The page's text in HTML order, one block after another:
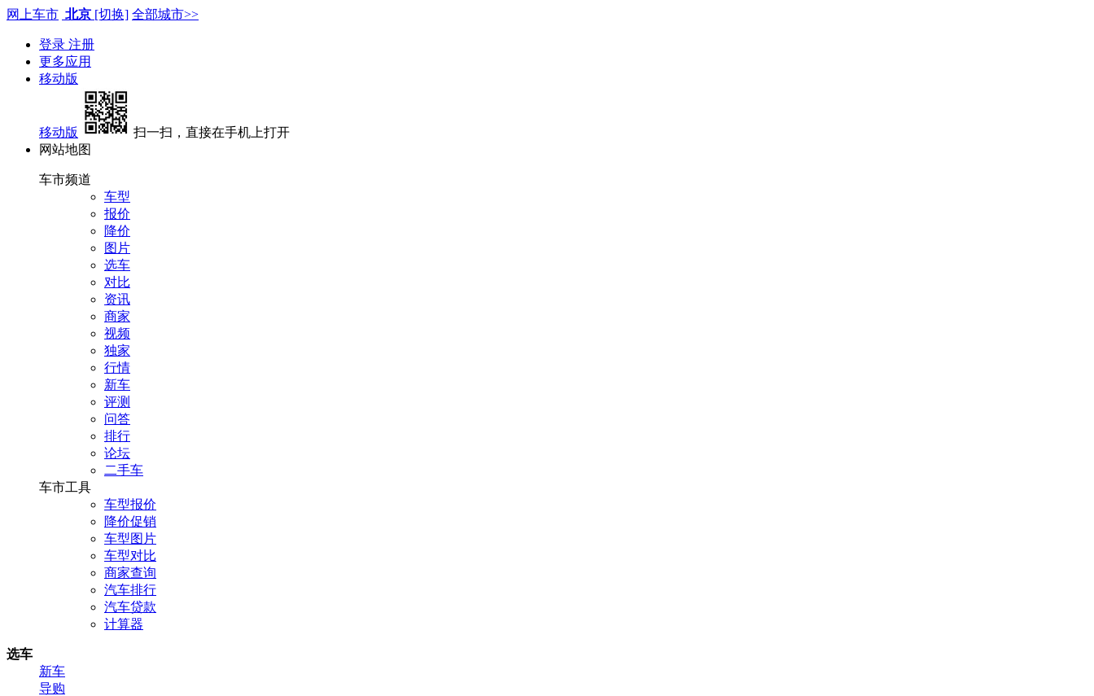
网上车市 北京 [切换] 全部城市>>
登录 注册
更多应用
移动版
移动版
扫一扫，直接在手机上打开
网站地图
车市频道
车型
报价
降价
图片
选车
对比
资讯
商家
视频
独家
行情
新车
评测
问答
排行
论坛
二手车
车市工具
车型报价
降价促销
车型图片
车型对比
商家查询
汽车排行
汽车贷款
计算器
选车
新车
导购